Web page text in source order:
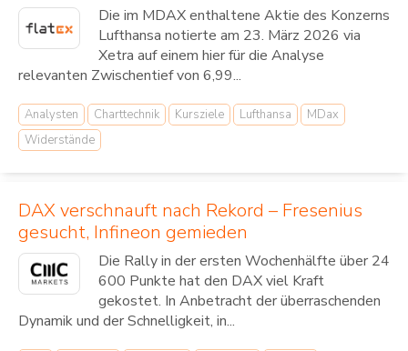
Die im MDAX enthaltene Aktie des Konzerns
Lufthansa notierte am 23. März 2026 via
Xetra auf einem hier für die Analyse
relevanten Zwischentief von 6,99...
Analysten Charttechnik Kursziele Lufthansa
MDax
Widerstände
DAX verschnauft nach Rekord – Fresenius
gesucht, Infineon gemieden
Die Rally in der ersten Wochenhälfte über 24
600 Punkte hat den DAX viel Kraft
gekostet. In Anbetracht der überraschenden
Dynamik und der Schnelligkeit, in...